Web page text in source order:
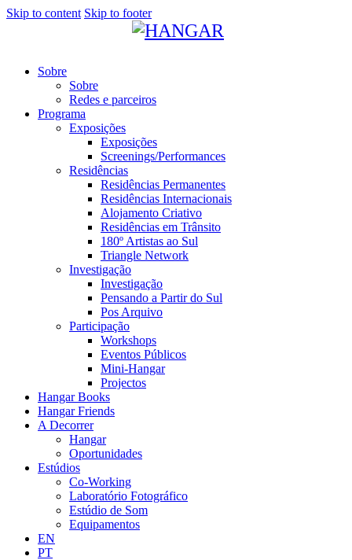
Skip to content Skip to footer
Sobre
Sobre
Redes e parceiros
Programa
Exposições
Exposições
Screenings/Performances
Residências
Residências Permanentes
Residências Internacionais
Alojamento Criativo
Residências em Trânsito
180º Artistas ao Sul
Triangle Network
Investigação
Investigação
Pensando a Partir do Sul
Pos Arquivo
Participação
Workshops
Eventos Públicos
Mini-Hangar
Projectos
Hangar Books
Hangar Friends
A Decorrer
Hangar
Oportunidades
Estúdios
Co-Working
Laboratório Fotográfico
Estúdio de Som
Equipamentos
EN
PT